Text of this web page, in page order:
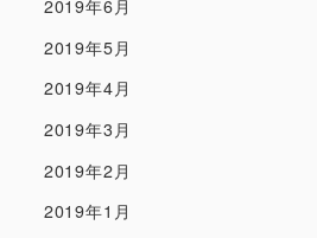
2019年6月
2019年5月
2019年4月
2019年3月
2019年2月
2019年1月